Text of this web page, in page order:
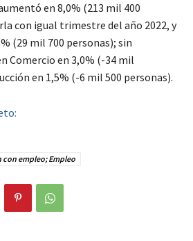
en 8,0% (213 mil 400
con igual trimestre del año 2022, y
(29 mil 700 personas); sin
Comercio en 3,0% (-34 mil
en 1,5% (-6 mil 500 personas).
con empleo; Empleo